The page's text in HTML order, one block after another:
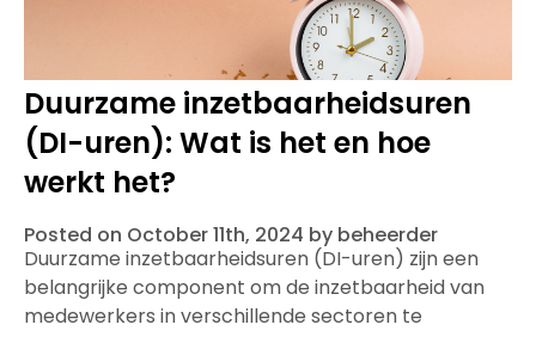
Duurzame inzetbaarheidsuren
(DI-uren): Wat is het en hoe
werkt het?
Posted on October 11th, 2024 by beheerder
Duurzame inzetbaarheidsuren (DI-uren) zijn een
belangrijke component om de inzetbaarheid van
medewerkers in verschillende sectoren te